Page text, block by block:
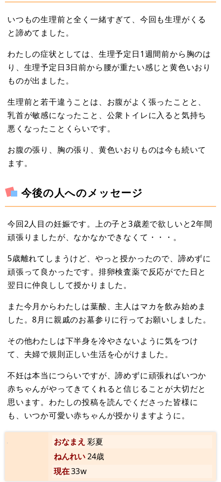
いつもの生理前と全く一緒すぎて、今回も生理がくる
と諦めてました。
わたしの症状としては、生理予定日1週間前から胸のは
り、生理予定日3日前から腰が重たい感じと黄色いおり
ものが出ました。
生理前と若干違うことは、お腹がよく張ったことと、
乳首が敏感になったこと、公衆トイレに入ると気持ち
悪くなったことくらいです。
お腹の張り、胸の張り、黄色いおりものは今も続いて
ます。
今後の人へのメッセージ
今回2人目の妊娠です。上の子と3歳差で欲しいと2年間
頑張りましたが、なかなかできなくて・・・。
5歳離れてしまうけど、やっと授かったので、諦めずに
頑張って良かったです。排卵検査薬で反応がでた日と
翌日に仲良しして授かりました。
また今月からわたしは葉酸、主人はマカを飲み始めま
した。8月に親戚のお墓参りに行ってお願いしました。
その他わたしは下半身を冷やさないように気をつけ
て、夫婦で規則正しい生活を心がけました。
不妊は本当につらいですが、諦めずに頑張ればいつか
赤ちゃんがやってきてくれると信じることが大切だと
思います。わたしの投稿を読んでくださった皆様に
も、いつか可愛い赤ちゃんが授かりますように。
おなまえ 彩夏
ねんれい24歳
現在33w